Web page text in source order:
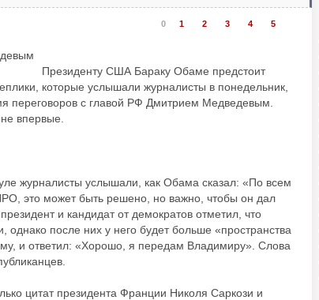
0 1 2 3 4 5
Президенту США Бараку Обаме предстоит
которые услышали журналисты в понедельник,
переговоров с главой РФ Дмитрием Медведевым.
впервые.
журналисты услышали, как Обама сказал: «По всем
это может быть решено, но важно, чтобы он дал
и кандидат от демократов отметил, что
после них у него будет больше «пространства
и ответил: «Хорошо, я передам Владимиру». Слова
цитат президента Франции Николя Саркози и